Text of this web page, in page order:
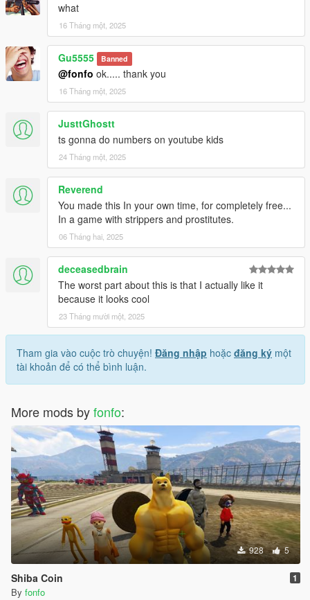
what
16 Tháng một, 2025
Gu5555 Banned
@fonfo ok..... thank you
16 Tháng một, 2025
JusttGhostt
ts gonna do numbers on youtube kids
24 Tháng một, 2025
Reverend
You made this In your own time, for completely free...
In a game with strippers and prostitutes.
06 Tháng hai, 2025
deceasedbrain
The worst part about this is that I actually like it
because it looks cool
23 Tháng mười một, 2025
Tham gia vào cuộc trò chuyện! Đăng nhập hoặc đăng ký một
tài khoản để có thể bình luận.
More mods byfonfo:
928 5
Shiba Coin 1
By fonfo